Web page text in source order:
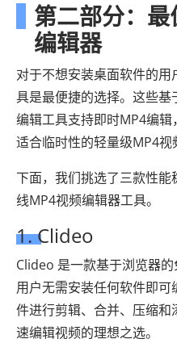
第二部分：
编辑器
对于不想安装桌面软件的
具是最便捷的选择。这些
编辑工具支持即时MP4编辑
适合临时性的轻量级MP4视
下面，我们挑选了三款性
线MP4视频编辑器工具。
1. Clideo
Clideo 是一款基于浏览器的
用户无需安装任何软件即
件进行剪辑、合并、压缩
速编辑视频的理想之选。